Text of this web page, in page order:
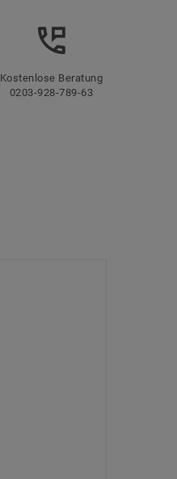
Kostenlose Beratung
0203-928-789-63